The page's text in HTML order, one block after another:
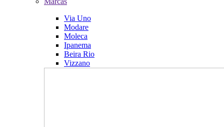
Via Uno
Modare
Moleca
Ipanema
Beira Rio
Vizzano